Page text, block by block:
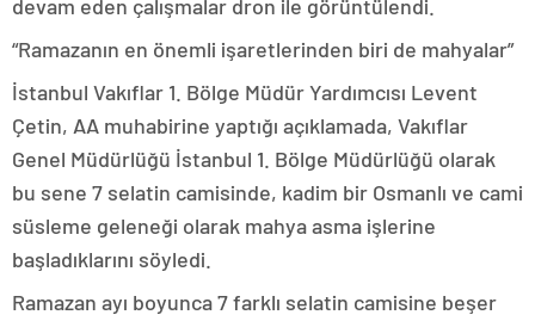
devam eden çalışmalar dron ile görüntülendi.
“Ramazanın en önemli işaretlerinden biri de mahyalar”
İstanbul Vakıflar 1. Bölge Müdür Yardımcısı Levent
Çetin, AA muhabirine yaptığı açıklamada, Vakıflar
Genel Müdürlüğü İstanbul 1. Bölge Müdürlüğü olarak
bu sene 7 selatin camisinde, kadim bir Osmanlı ve cami
süsleme geleneği olarak mahya asma işlerine
başladıklarını söyledi.
Ramazan ayı boyunca 7 farklı selatin camisine beşer